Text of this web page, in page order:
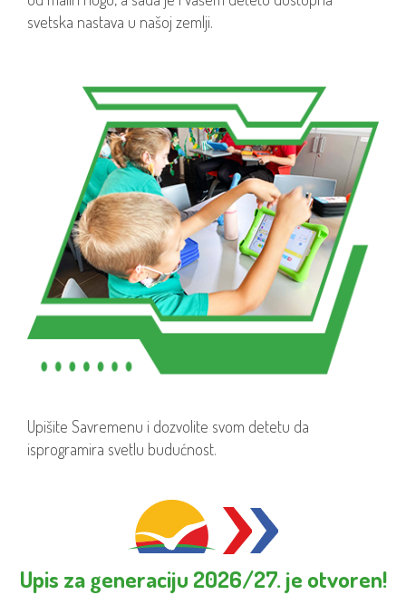
svetska nastava u našoj zemlji.
Upišite Savremenu i dozvolite svom detetu da
isprogramira svetlu budućnost.
Upis za generaciju 2026/27. je otvoren!